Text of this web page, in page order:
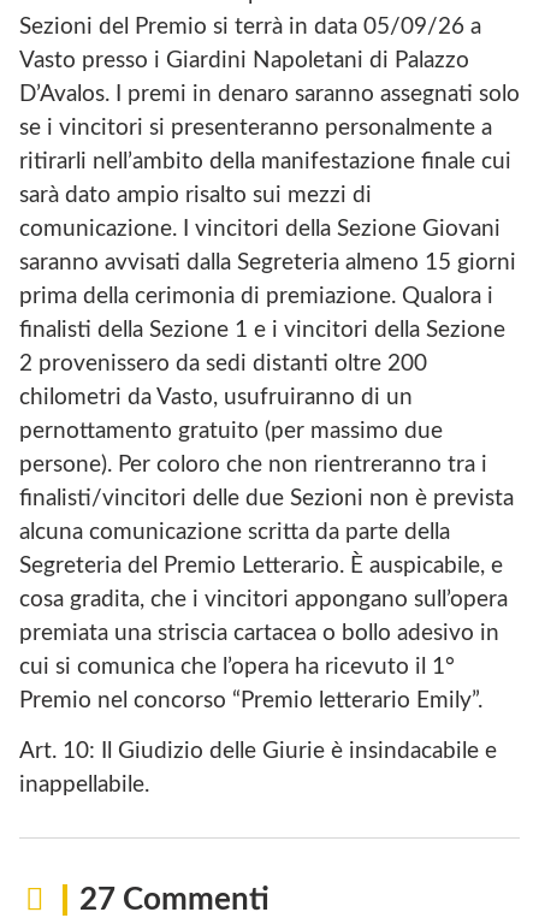
Sezioni del Premio si terrà in data 05/09/26 a
Vasto presso i Giardini Napoletani di Palazzo
D’Avalos. I premi in denaro saranno assegnati solo
se i vincitori si presenteranno personalmente a
ritirarli nell’ambito della manifestazione finale cui
sarà dato ampio risalto sui mezzi di
comunicazione. I vincitori della Sezione Giovani
saranno avvisati dalla Segreteria almeno 15 giorni
prima della cerimonia di premiazione. Qualora i
finalisti della Sezione 1 e i vincitori della Sezione
2 provenissero da sedi distanti oltre 200
chilometri da Vasto, usufruiranno di un
pernottamento gratuito (per massimo due
persone). Per coloro che non rientreranno tra i
finalisti/vincitori delle due Sezioni non è prevista
alcuna comunicazione scritta da parte della
Segreteria del Premio Letterario. È auspicabile, e
cosa gradita, che i vincitori appongano sull’opera
premiata una striscia cartacea o bollo adesivo in
cui si comunica che l’opera ha ricevuto il 1°
Premio nel concorso “Premio letterario Emily”.
Art. 10: Il Giudizio delle Giurie è insindacabile e
inappellabile.
27 Commenti